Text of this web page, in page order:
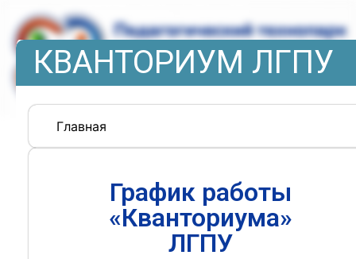
КВАНТОРИУМ ЛГПУ
Главная
График работы
«Кванториума»
ЛГПУ